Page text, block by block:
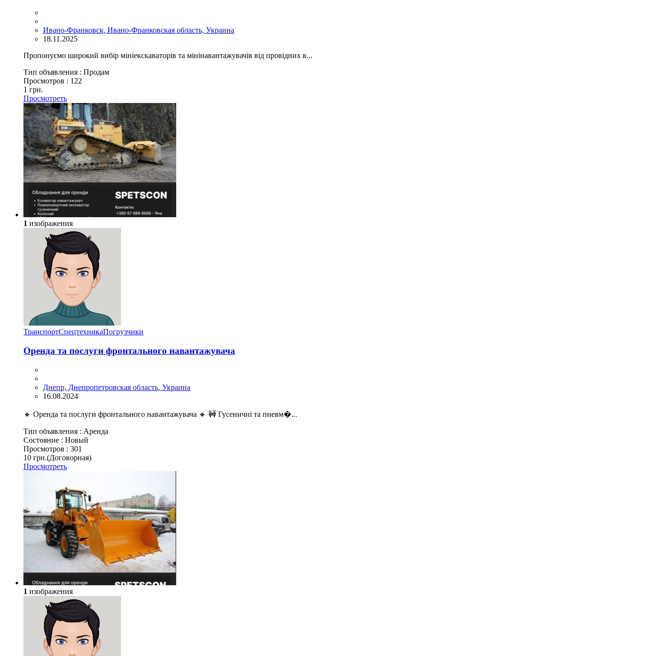
Ивано-Франковск, Ивано-Франковская область, Украина
18.11.2025
Пропонуємо широкий вибір мініекскаваторів та мінінавантажувачів від провідних в...
Тип объявления : Продам
Просмотров : 122
1 грн.
Просмотреть
1 изображения
ТранспортСпецтехникаПогрузчики
Оренда та послуги фронтального навантажувача
Днепр, Днепропетровская область, Украина
16.08.2024
🔸 Оренда та послуги фронтального навантажувача 🔸 🚧 Гусеничні та пневм�...
Тип объявления : Аренда
Состояние : Новый
Просмотров : 301
10 грн.(Договорная)
Просмотреть
1 изображения